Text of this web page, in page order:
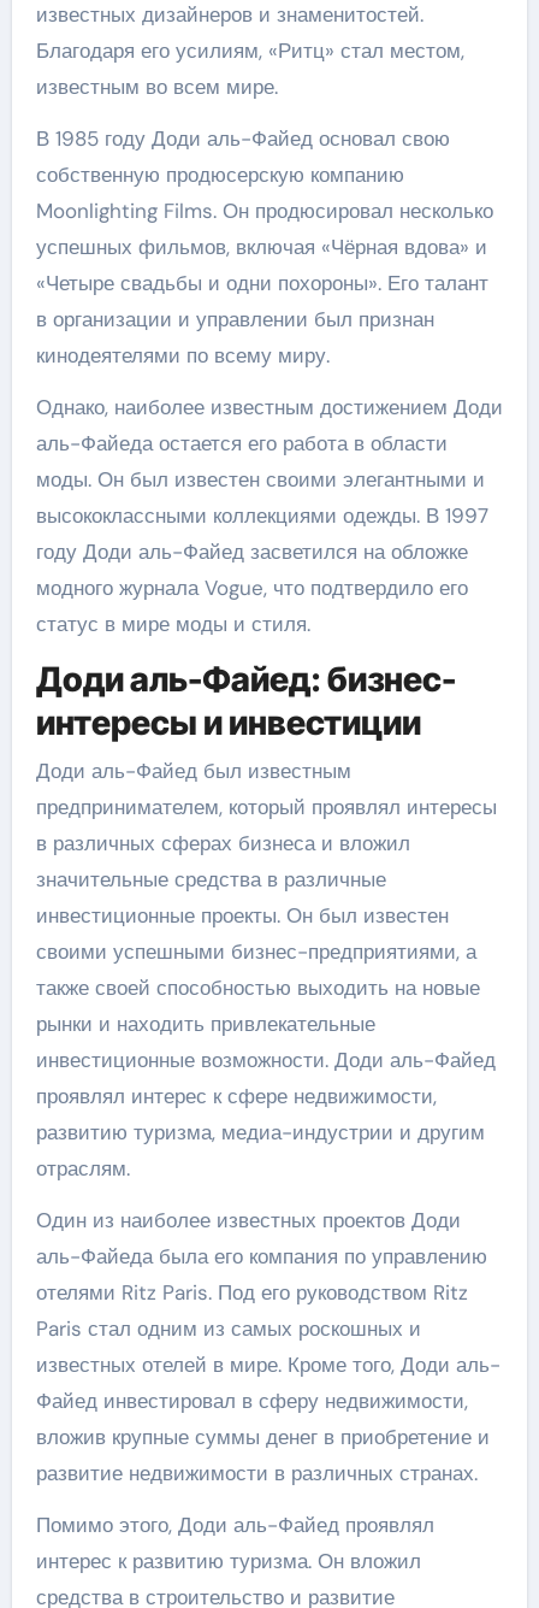
известных дизайнеров и знаменитостей.
Благодаря его усилиям, «Ритц» стал местом,
известным во всем мире.
В 1985 году Доди аль-Файед основал свою
собственную продюсерскую компанию
Moonlighting Films. Он продюсировал несколько
успешных фильмов, включая «Чёрная вдова» и
«Четыре свадьбы и одни похороны». Его талант
в организации и управлении был признан
кинодеятелями по всему миру.
Однако, наиболее известным достижением Доди
аль-Файеда остается его работа в области
моды. Он был известен своими элегантными и
высококлассными коллекциями одежды. В 1997
году Доди аль-Файед засветился на обложке
модного журнала Vogue, что подтвердило его
статус в мире моды и стиля.
Доди аль-Файед: бизнес-
интересы и инвестиции
Доди аль-Файед был известным
предпринимателем, который проявлял интересы
в различных сферах бизнеса и вложил
значительные средства в различные
инвестиционные проекты. Он был известен
своими успешными бизнес-предприятиями, а
также своей способностью выходить на новые
рынки и находить привлекательные
инвестиционные возможности. Доди аль-Файед
проявлял интерес к сфере недвижимости,
развитию туризма, медиа-индустрии и другим
отраслям.
Один из наиболее известных проектов Доди
аль-Файеда была его компания по управлению
отелями Ritz Paris. Под его руководством Ritz
Paris стал одним из самых роскошных и
известных отелей в мире. Кроме того, Доди аль-
Файед инвестировал в сферу недвижимости,
вложив крупные суммы денег в приобретение и
развитие недвижимости в различных странах.
Помимо этого, Доди аль-Файед проявлял
интерес к развитию туризма. Он вложил
средства в строительство и развитие